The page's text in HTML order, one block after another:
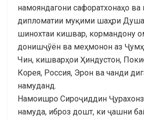
намояндагони сафоратхонаҳо ва
дипломатии муқими шаҳри
шинохтаи кишвар, кормандону
донишҷӯён ва меҳмонон аз
Чин, кишварҳои Ҳиндустон,
Корея, Россия, Эрон ва чанди
намуданд.
Намоишро Сироҷиддин
намуда, иброз дошт, ки ҷашни